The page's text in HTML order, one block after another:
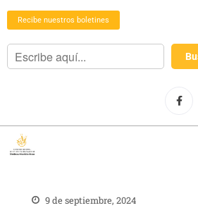
Recibe nuestros boletines
9 de septiembre, 2024